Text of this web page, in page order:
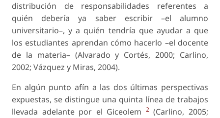
distribución de responsabilidades referentes a
quién debería ya saber escribir –el alumno
universitario–, y a quién tendría que ayudar a que
los estudiantes aprendan cómo hacerlo –el docente
de la materia– (Alvarado y Cortés, 2000; Carlino,
2002; Vázquez y Miras, 2004).
En algún punto afín a las dos últimas perspectivas
expuestas, se distingue una quinta línea de trabajos
llevada adelante por el Giceolem 2(Carlino, 2005;